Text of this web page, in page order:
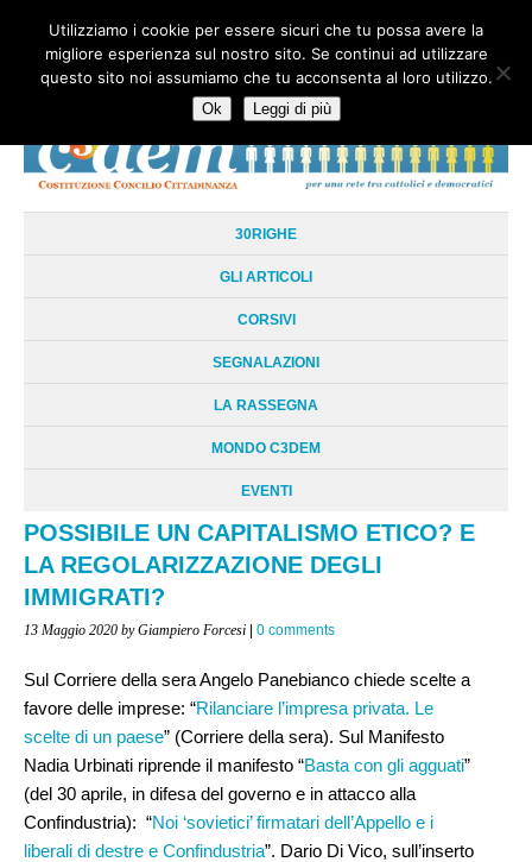
HOME CHI SIAMO LA RETE LE RADICI DOCUMENTAZIONE
AREE TEMATICHE
30RIGHE
GLI ARTICOLI
CORSIVI
SEGNALAZIONI
LA RASSEGNA
MONDO C3DEM
EVENTI
POSSIBILE UN CAPITALISMO ETICO? E
LA REGOLARIZZAZIONE DEGLI
IMMIGRATI?
13 Maggio 2020 by Giampiero Forcesi | 0 comments
Sul Corriere della sera Angelo Panebianco chiede scelte a
favore delle imprese: “Rilanciare l’impresa privata. Le
scelte di un paese” (Corriere della sera). Sul Manifesto
Nadia Urbinati riprende il manifesto “Basta con gli agguati”
(del 30 aprile, in difesa del governo e in attacco alla
Confindustria): “Noi ‘sovietici’ firmatari dell’Appello e i
liberali di destre e Confindustria”. Dario Di Vico, sull’inserto
Utilizziamo i cookie per essere sicuri che tu possa avere la
migliore esperienza sul nostro sito. Se continui ad utilizzare
questo sito noi assumiamo che tu acconsenta al loro utilizzo.
Ok Leggi di più